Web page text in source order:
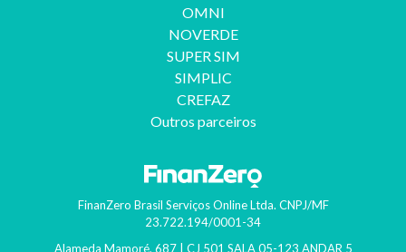
OMNI
NOVERDE
SUPER SIM
SIMPLIC
CREFAZ
Outros parceiros
FinanZero Brasil Serviços Online Ltda. CNPJ/MF
23.722.194/0001-34
Alameda Mamoré, 687 | CJ 501 SALA 05-123 ANDAR 5